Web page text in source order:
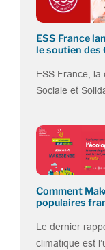
ESS France
le soutien des
ESS France, la
Sociale et
Comment
populaires
Le dernier
climatique est